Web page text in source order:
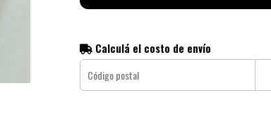
Calculá el costo de envío